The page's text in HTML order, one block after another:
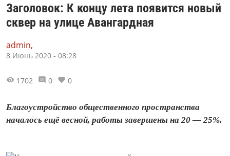
Заголовок: К концу лета появится новый
сквер на улице Авангардная
admin,
8 Июнь 2020 - 08:28
1702 0 0
Благоустройство общественного пространства
началось ещё весной, работы завершены на 20 — 25%.